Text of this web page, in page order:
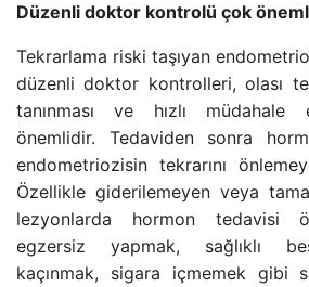
Düzenli doktor kontrolü çok
Tekrarlama riski taşıyan
düzenli doktor kontrolleri, olası
tanınması ve hızlı müdahale
önemlidir. Tedaviden sonra
endometriozisin tekrarını
Özellikle giderilemeyen veya
lezyonlarda hormon tedavisi
egzersiz yapmak, sağlıklı
kaçınmak, sigara içmemek gibi